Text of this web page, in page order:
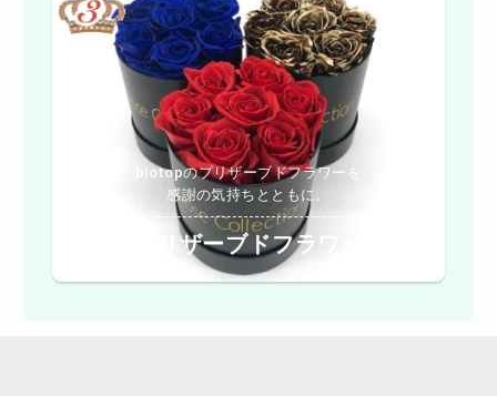
biotopのプリザーブドフラワーを
感謝の気持ちとともに。
プリザーブドフラワー